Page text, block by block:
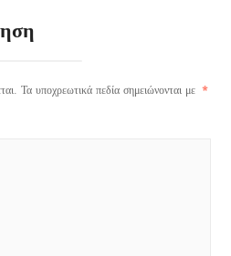
Τα υποχρεωτικά πεδία σημειώνονται με *